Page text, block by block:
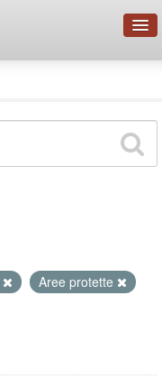
Organizzazioni
Aree protette